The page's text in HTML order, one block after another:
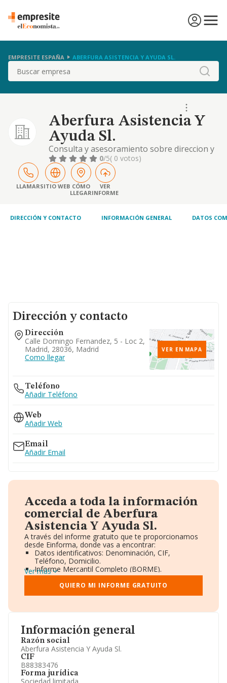
EMPRESITE ESPAÑA ABERFURA ASISTENCIA Y AYUDA SL.
Buscar
Aberfura Asistencia Y
Ayuda Sl.
Consulta y asesoramiento sobre direccion y
gestion empresarial. realizacion de estudios
y asesoramiento comercial, tecnico y
financiero en proyectos empresariales.
promocion, construccion, explotacon y
parcelacion todo ello por cuenta propia o de
etc..
0/5( 0 votos)
LLAMARSITIO WEB CÓMO
LLEGAR
VER
INFORME
DIRECCIÓN Y CONTACTO INFORMACIÓN GENERAL DATOS
Información general
Razón social
Aberfura Asistencia Y Ayuda Sl.
CIF
B88383476
Forma jurídica
Dirección y contacto
Dirección
Calle Domingo Fernandez, 5 - Loc 2,
Madrid, 28036, Madrid
Como llegar
VER EN MAPA
Teléfono
Añadir Teléfono
Web
Añadir Web
Email
Añadir Email
Acceda a toda la información
comercial de Aberfura
Asistencia Y Ayuda Sl.
A través del informe gratuito que te proporcionamos
desde Einforma, donde vas a encontrar:
Datos identificativos: Denominación, CIF,
Teléfono, Domicilio.
Informe Mercantil Completo (BORME).
Gráficos de Evolución Ventas y Empleados.
Consejo de Administración y Administradores.
Directivos y Ejecutivos.
Información oficial y registral complementaria.
Ver más
QUIERO MI INFORME GRATUITO